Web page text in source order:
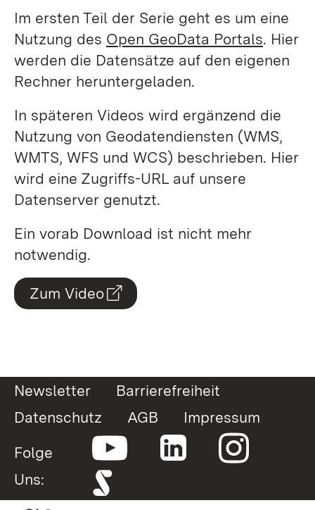
Im ersten Teil der Serie geht es um eine
Nutzung des Open GeoData Portals. Hier
werden die Datensätze auf den eigenen
Rechner heruntergeladen.
In späteren Videos wird ergänzend die
Nutzung von Geodatendiensten (WMS,
WMTS, WFS und WCS) beschrieben. Hier
wird eine Zugriffs-URL auf unsere
Datenserver genutzt.
Ein vorab Download ist nicht mehr
notwendig.
Zum Video
Newsletter
Barrierefreiheit
Datenschutz
AGB
Impressum
Folge
Uns: